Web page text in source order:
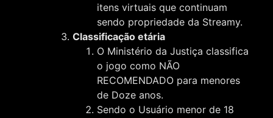
itens virtuais que continuam
sendo propriedade da Streamy.
Classificação etária
O Ministério da Justiça classifica
o jogo como NÃO
RECOMENDADO para menores
de Doze anos.
Sendo o Usuário menor de 18